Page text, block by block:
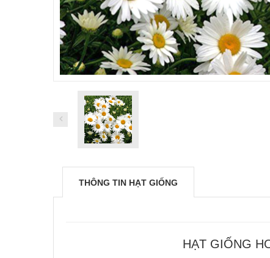
THÔNG TIN HẠT GIỐNG
HẠT GIỐNG